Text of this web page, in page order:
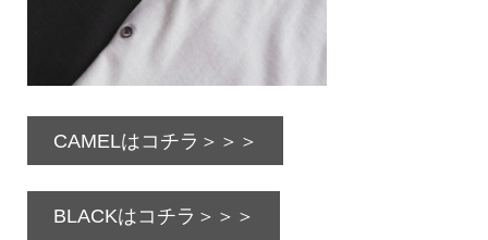
CAMELはコチラ＞＞＞
BLACKはコチラ＞＞＞